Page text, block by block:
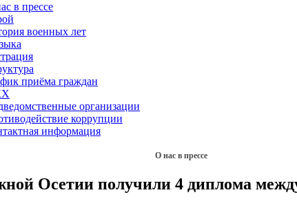
в прессе
военных лет
приёма граждан
организации
коррупции
информация
О нас в прессе
Осетии получили 4 диплома